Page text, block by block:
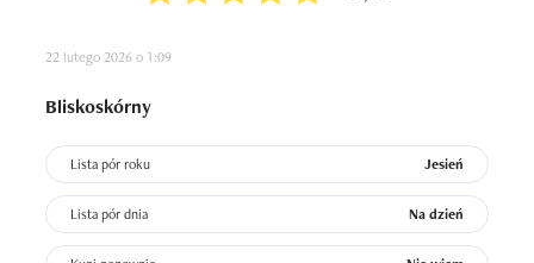
22 lutego 2026 o 1:09
Bliskoskórny
Lista pór roku Jesień
Lista pór dnia Na dzień